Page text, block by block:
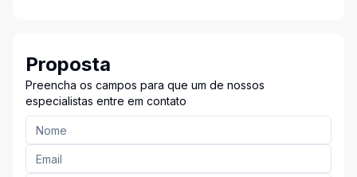
Proposta
Preencha os campos para que um de nossos
especialistas entre em contato